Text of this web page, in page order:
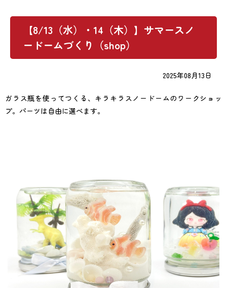
【8/13（水）・14（木）】サマースノ
ードームづくり（shop）
2025年08月13日
ガラス瓶を使ってつくる、キラキラスノードームのワークショッ
プ。パーツは自由に選べます。